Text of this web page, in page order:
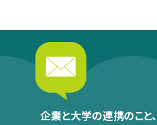
企業と大学の連携のこと、